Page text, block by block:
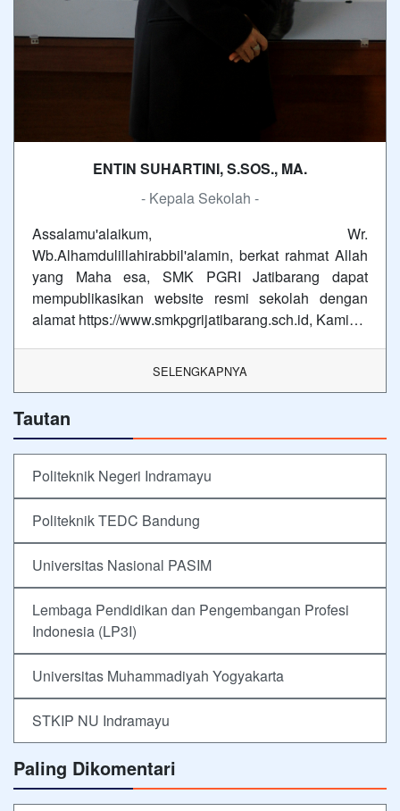
ENTIN SUHARTINI, S.SOS., MA.
- Kepala Sekolah -
Assalamu'alaikum, Wr.
Wb.Alhamdulillahirabbil'alamin, berkat rahmat Allah
yang Maha esa, SMK PGRI Jatibarang dapat
mempublikasikan website resmi sekolah dengan
alamat https://www.smkpgrijatibarang.sch.id, Kami…
SELENGKAPNYA
Tautan
Politeknik Negeri Indramayu
Politeknik TEDC Bandung
Universitas Nasional PASIM
Lembaga Pendidikan dan Pengembangan Profesi
Indonesia (LP3I)
Universitas Muhammadiyah Yogyakarta
STKIP NU Indramayu
Paling Dikomentari